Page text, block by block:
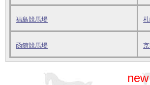
福島競馬場
函館競馬場
new